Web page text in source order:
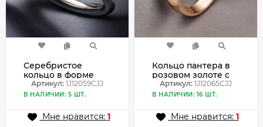
Серебристое
кольцо в форме
изогнутого гвоздя
1J12059CJJ
Артикул: 1J12059CJJ
В НАЛИЧИИ: 5 ШТ.
Мне нравится: 1
Кольцо пантера в
розовом золоте с
кристаллами
1J12065CJJ
Артикул: 1J12065CJJ
В НАЛИЧИИ: 16 ШТ.
Мне нравится: 1